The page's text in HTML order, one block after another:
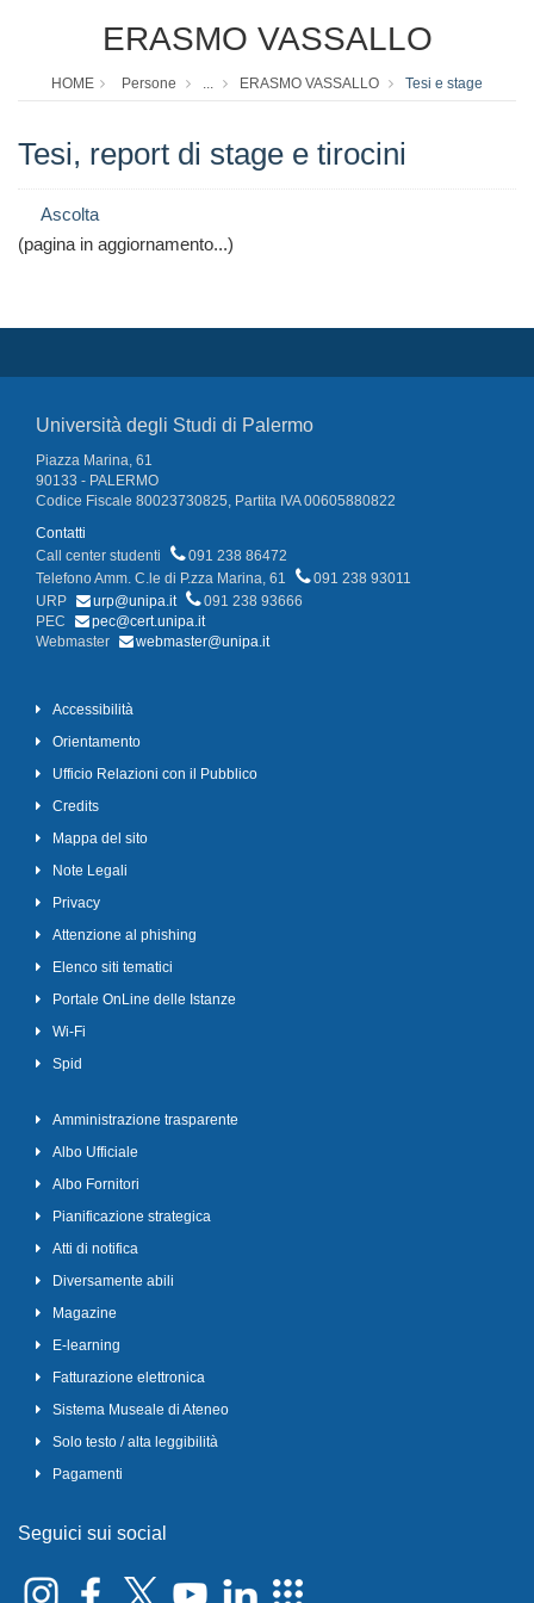
ERASMO VASSALLO
HOME Persone ... ERASMO VASSALLO Tesi e stage
Tesi, report di stage e tirocini
Ascolta
(pagina in aggiornamento...)
Università degli Studi di Palermo
Piazza Marina, 61
90133 - PALERMO
Codice Fiscale 80023730825, Partita IVA 00605880822
Contatti
Call center studenti
091 238 86472
Telefono Amm. C.le di P.zza Marina, 61
091 238 93011
URP
urp@unipa.it
091 238 93666
PEC
pec@cert.unipa.it
Webmaster
webmaster@unipa.it
Accessibilità
Orientamento
Ufficio Relazioni con il Pubblico
Credits
Mappa del sito
Note Legali
Privacy
Attenzione al phishing
Elenco siti tematici
Portale OnLine delle Istanze
Wi-Fi
Spid
Amministrazione trasparente
Albo Ufficiale
Albo Fornitori
Pianificazione strategica
Atti di notifica
Diversamente abili
Magazine
E-learning
Fatturazione elettronica
Sistema Museale di Ateneo
Solo testo / alta leggibilità
Pagamenti
Seguici sui social